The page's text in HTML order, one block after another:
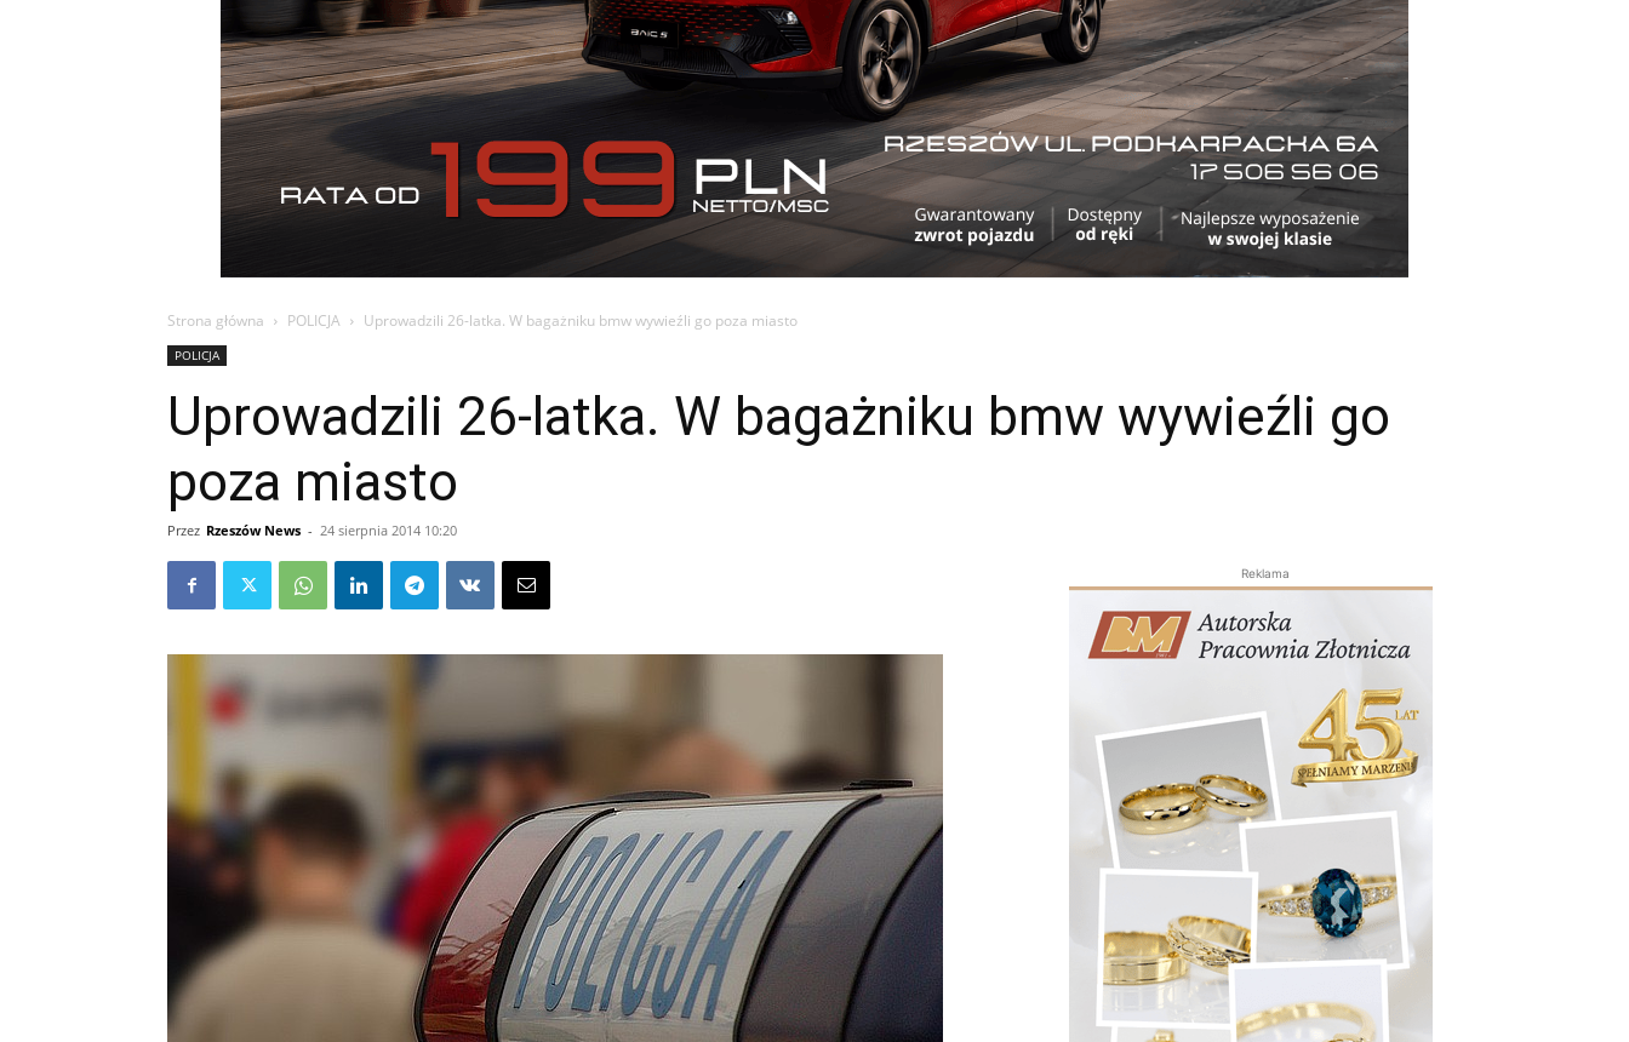
Strona główna POLICJA Uprowadzili 26-latka. W bagażniku bmw wywieźli go poza miasto
POLICJA
Uprowadzili 26-latka. W bagażniku bmw wywieźli go
poza miasto
Przez Rzeszów News - 24 sierpnia 2014 10:20
Reklama